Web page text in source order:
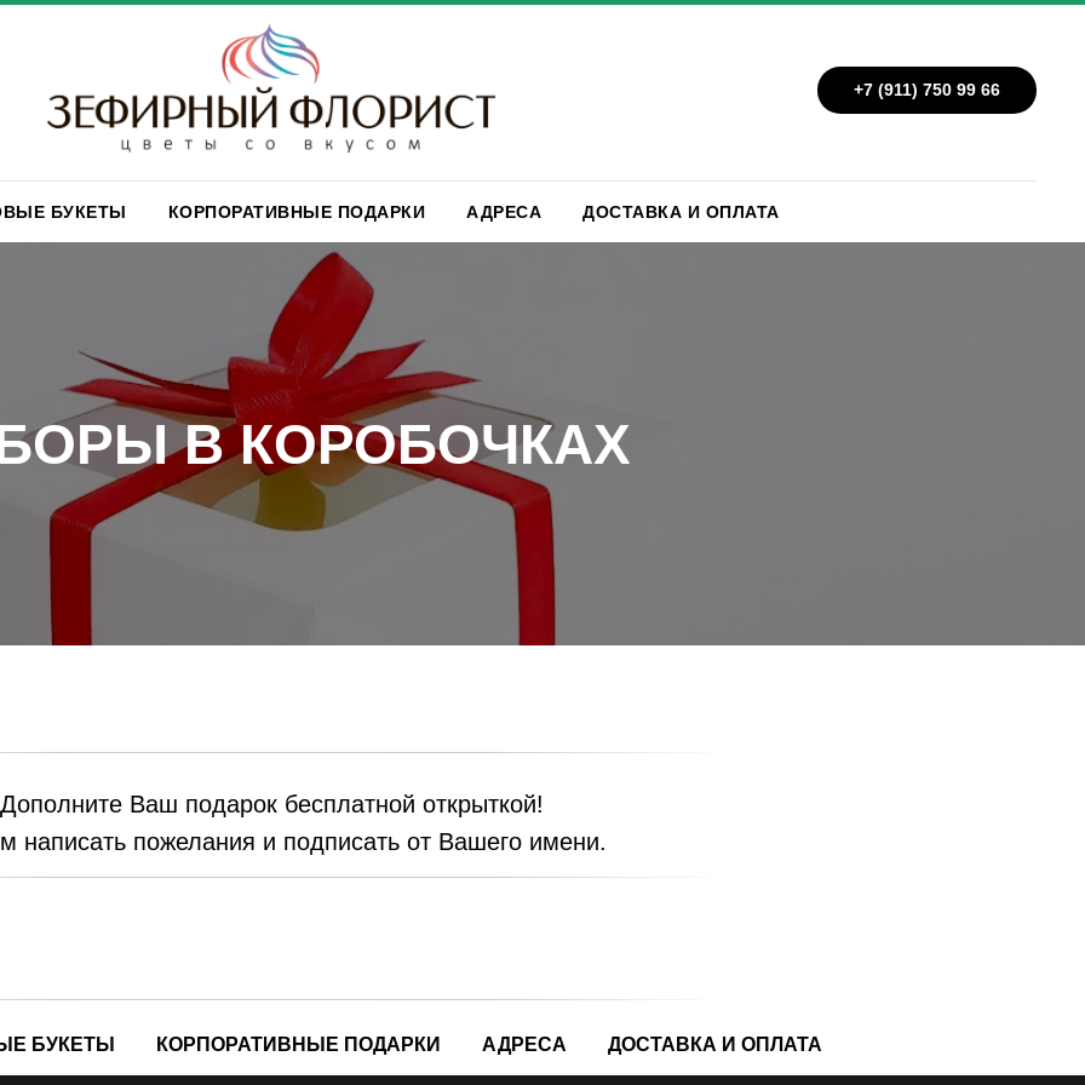
+7 (911) 750 99 66
БУКЕТЫ КОРПОРАТИВНЫЕ ПОДАРКИ АДРЕСА ДОСТАВКА И ОПЛАТА
В КОРОБОЧКАХ
Дополните Ваш подарок бесплатной открыткой!
написать пожелания и подписать от Вашего имени.
БУКЕТЫ КОРПОРАТИВНЫЕ ПОДАРКИ АДРЕСА ДОСТАВКА И ОПЛАТА